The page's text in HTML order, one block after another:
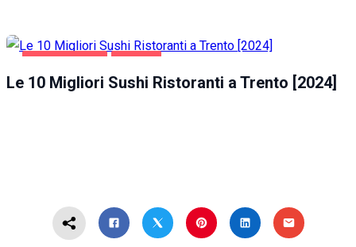
GASTRONOMIA TRENTO
Le 10 Migliori Sushi Ristoranti a Trento [2024]